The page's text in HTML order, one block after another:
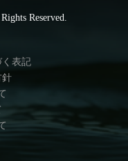
Reserved.
表記
針